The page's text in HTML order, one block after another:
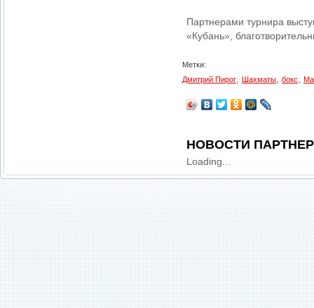
Партнерами турнира
«Кубань»,
Метки:
Дмитрий Пирог
Шахматы бокс
НОВОСТИ
Loading...